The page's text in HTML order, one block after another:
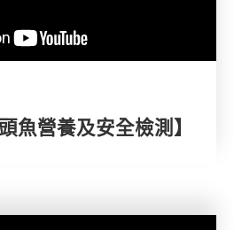
魚營養及安全檢測】